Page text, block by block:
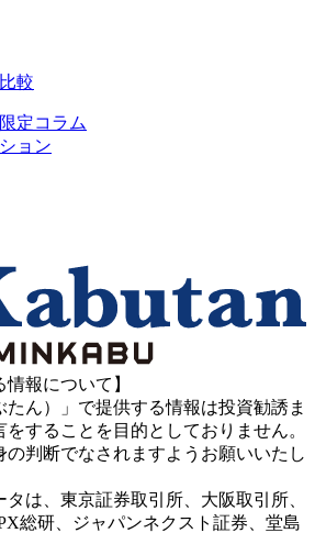
較
定コラム
ョン
情報について】
ん）」で提供する情報は投資勧誘ま
することを目的としておりません。
判断でなされますようお願いいたし
は、東京証券取引所、大阪取引所、
総研、ジャパンネクスト証券、堂島